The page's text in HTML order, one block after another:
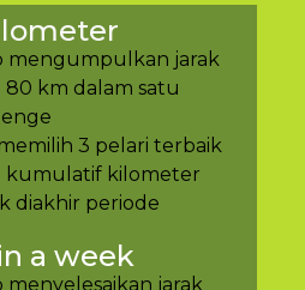
mengumpulkan jarak
km dalam satu
3 pelari terbaik
kumulatif kilometer
diakhir periode
a week
menyelesaikan jarak